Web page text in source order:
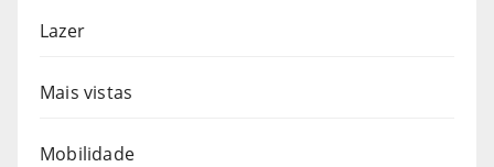
Lazer
Mais vistas
Mobilidade